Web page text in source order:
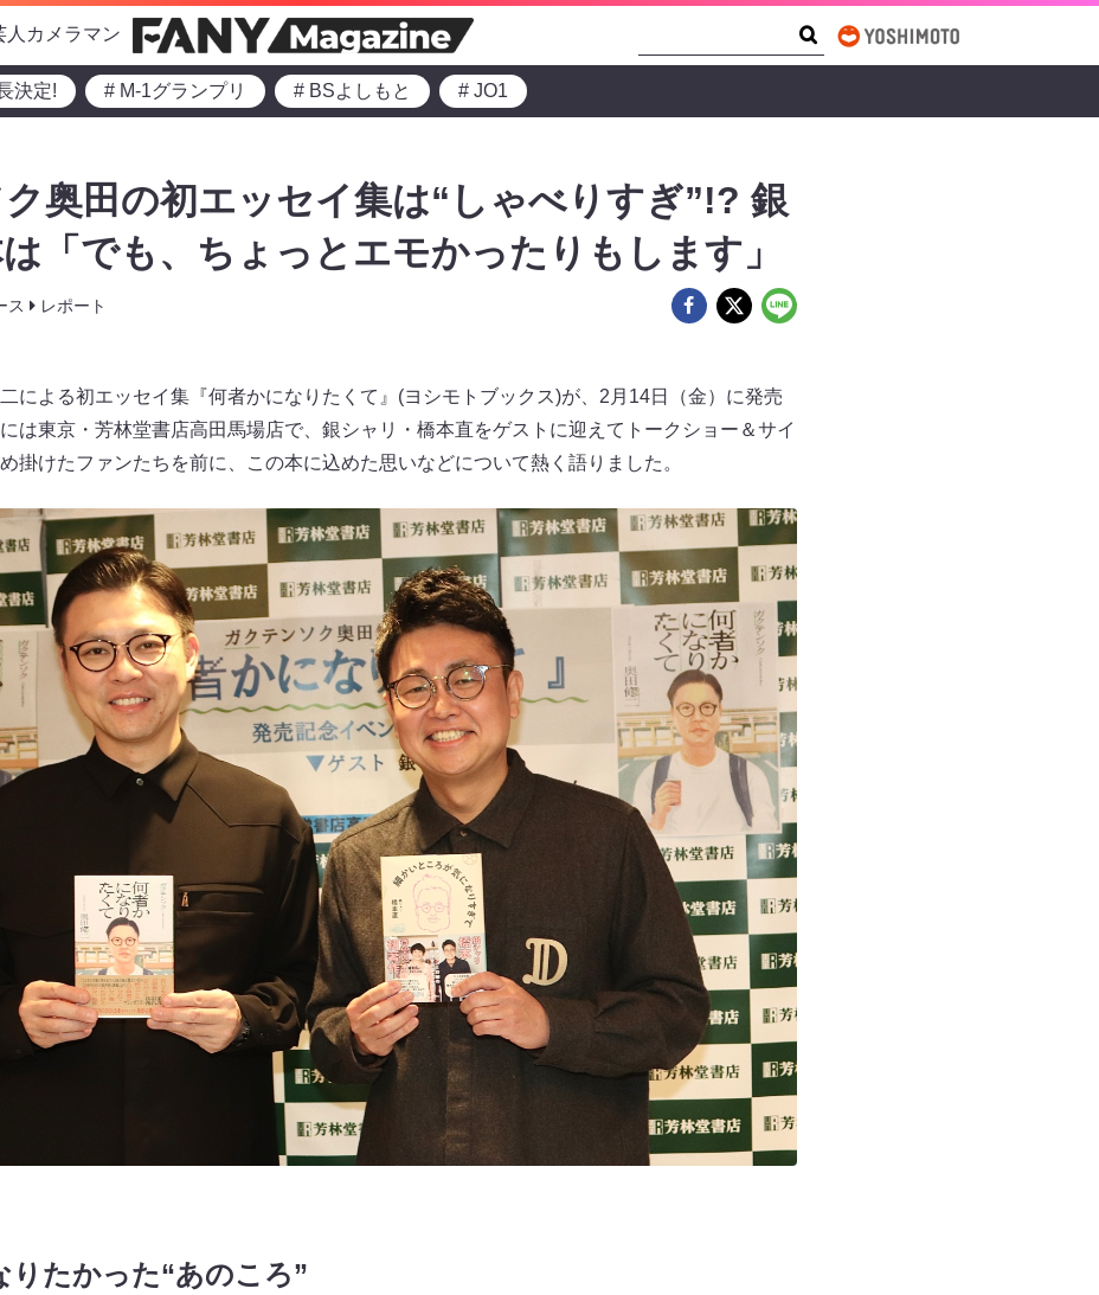
人カメラマン
決定! # M-1グランプリ # BSよしもと # JO1
奥田の初エッセイ集は“しゃべりすぎ”!? 銀
「でも、ちょっとエモかったりもします」
ス レポート
による初エッセイ集『何者かになりたくて』(ヨシモトブックス)が、2月14日（金）に発売
は東京・芳林堂書店高田馬場店で、銀シャリ・橋本直をゲストに迎えてトークショー＆サイ
掛けたファンたちを前に、この本に込めた思いなどについて熱く語りました。
りたかった“あのころ”